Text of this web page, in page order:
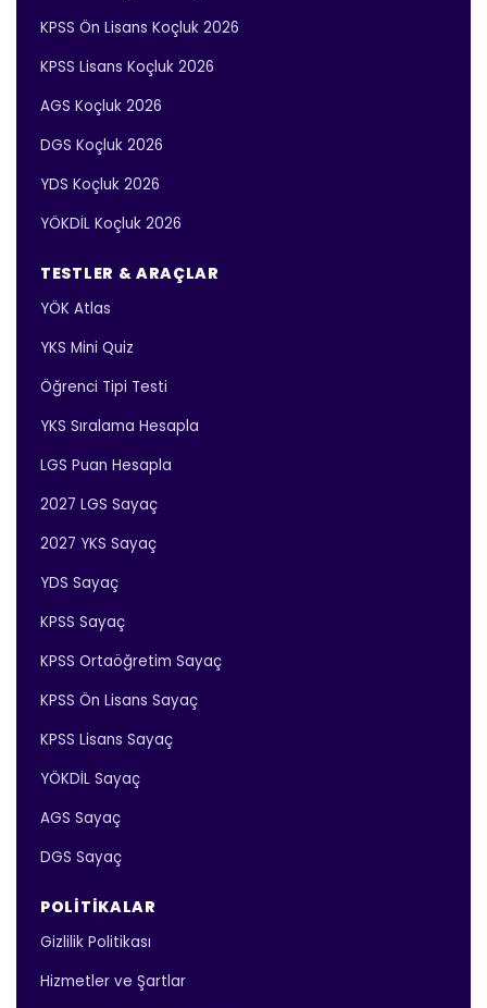
KPSS Ön Lisans Koçluk 2026
KPSS Lisans Koçluk 2026
AGS Koçluk 2026
DGS Koçluk 2026
YDS Koçluk 2026
YÖKDİL Koçluk 2026
TESTLER & ARAÇLAR
YÖK Atlas
YKS Mini Quiz
Öğrenci Tipi Testi
YKS Sıralama Hesapla
LGS Puan Hesapla
2027 LGS Sayaç
2027 YKS Sayaç
YDS Sayaç
KPSS Sayaç
KPSS Ortaöğretim Sayaç
KPSS Ön Lisans Sayaç
KPSS Lisans Sayaç
YÖKDİL Sayaç
AGS Sayaç
DGS Sayaç
POLITIKALAR
Gizlilik Politikası
Hizmetler ve Şartlar